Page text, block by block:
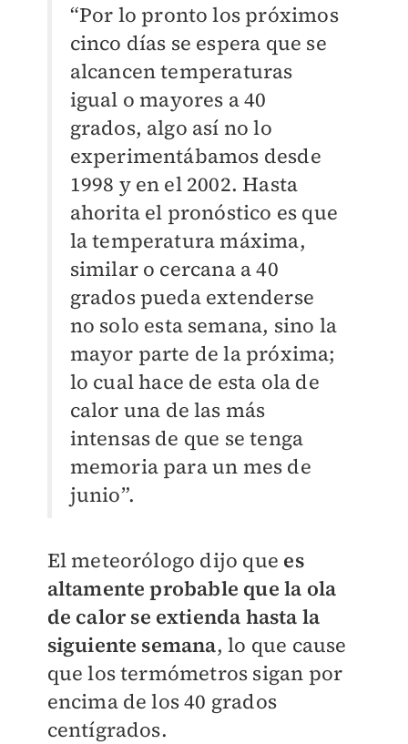
“Por lo pronto los próximos
cinco días se espera que se
alcancen temperaturas
igual o mayores a 40
grados, algo así no lo
experimentábamos desde
1998 y en el 2002. Hasta
ahorita el pronóstico es que
la temperatura máxima,
similar o cercana a 40
grados pueda extenderse
no solo esta semana, sino la
mayor parte de la próxima;
lo cual hace de esta ola de
calor una de las más
intensas de que se tenga
memoria para un mes de
junio”.
El meteorólogo dijo que es
altamente probable que la ola
de calor se extienda hasta la
siguiente semana, lo que cause
que los termómetros sigan por
encima de los 40 grados
centígrados.